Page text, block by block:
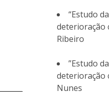
“Estudo
deterioração
Ribeiro
”Estudo
deterioração
Nunes